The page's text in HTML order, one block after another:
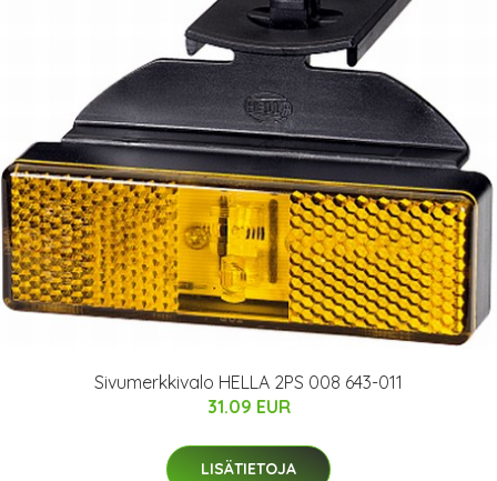
Sivumerkkivalo HELLA 2PS 008 643-011
31.09 EUR
LISÄTIETOJA